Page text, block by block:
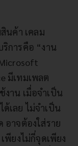
นค้า เคลม
การคือ “งาน
มีเทมเพลต
งาน เมื่อจำเป็น
เลย ไม่จำเป็น
อาจต้องใส่ราย
พียงไม่กี่จุดเพียง